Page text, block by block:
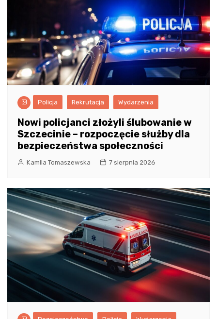
Policja Rekrutacja Wydarzenia
Nowi policjanci złożyli ślubowanie w
Szczecinie – rozpoczęcie służby dla
bezpieczeństwa społeczności
Kamila Tomaszewska 7 sierpnia 2026